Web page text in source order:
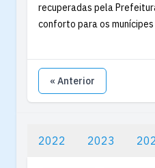
recuperadas pela
conforto para os munícipes
« Anterior
2022 2023